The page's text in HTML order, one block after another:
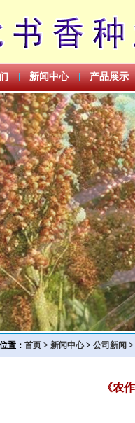
新闻中心 产品展示
置： 首页 > 新闻中心> 公司新闻 >
《农